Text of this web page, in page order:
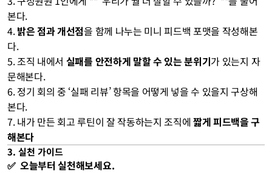
본다.
4. 밝은 점과 개선점을 함께 나누는 미니 피드백 포맷을 작성해본
다.
5. 조직 내에서 실패를 안전하게 말할 수 있는 분위기가 있는지 자
문해본다.
6. 정기 회의 중 ‘실패 리뷰’ 항목을 어떻게 넣을 수 있을지 구상해
본다.
7. 내가 만든 회고 루틴이 잘 작동하는지 조직에 짧게 피드백을 구
해본다
3. 실천 가이드
✅  오늘부터 실천해보세요.